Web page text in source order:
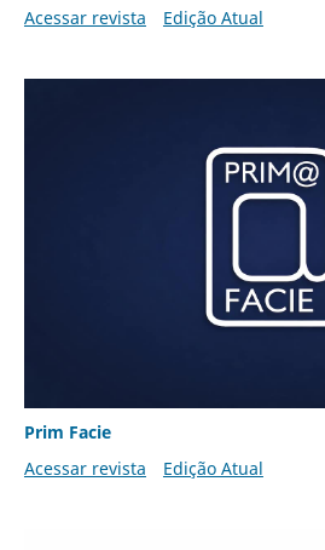
Acessar revista
Edição Atual
Prim Facie
Acessar revista
Edição Atual